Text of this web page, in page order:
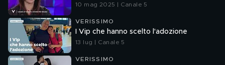
10 mag 2025 | Canale 5
VERISSIMO
I Vip che hanno scelto l'adozione
13 lug | Canale 5
VERISSIMO